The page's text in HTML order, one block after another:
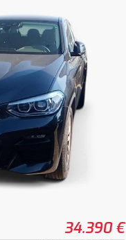
34.390 €